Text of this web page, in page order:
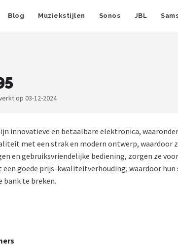
Blog Muziekstijlen Sonos JBL
op 03-12-2024
innovatieve en betaalbare elektronica,
met een strak en modern ontwerp, waardoor
en gebruiksvriendelijke bediening, zorgen ze
goede prijs-kwaliteitverhouding, waardoor
bank te breken.